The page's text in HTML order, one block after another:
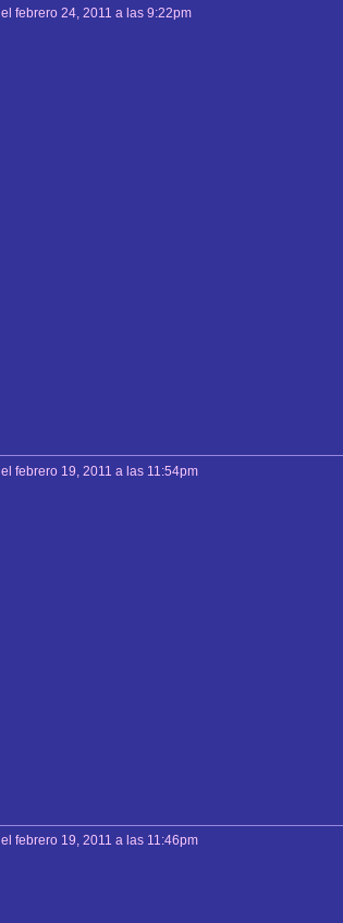
el febrero 24, 2011 a las 9:22pm
el febrero 19, 2011 a las 11:54pm
el febrero 19, 2011 a las 11:46pm